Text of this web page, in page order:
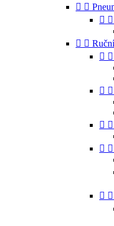
 
 
  Ruční
 
 
 
 
 